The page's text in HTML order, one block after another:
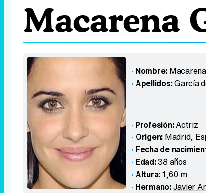
Macarena
Nombre: Macarena
Apellidos:García
Profesión:Actriz
Origen: Madrid,
Fecha de
Edad:38 años
Altura:1,60 m
Hermano:Javier